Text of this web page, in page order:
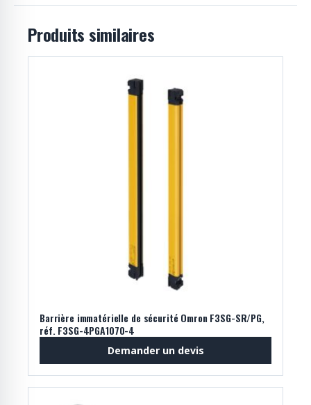
Produits similaires
Barrière immatérielle de sécurité Omron F3SG-SR/PG,
réf. F3SG-4PGA1070-4
Demander un devis